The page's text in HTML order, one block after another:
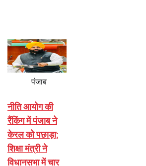
पंजाब
नीति आयोग की
रैंकिंग में पंजाब ने
केरल को पछाड़ा;
शिक्षा मंत्री ने
विधानसभा में चार